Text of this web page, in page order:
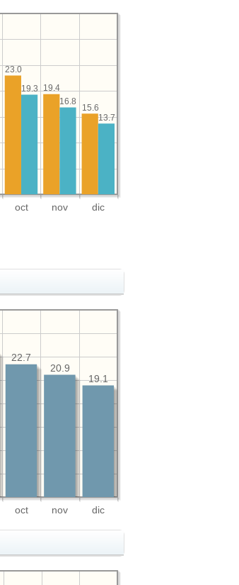
oct nov dic
15.6
19.4
23.0
13.7
16.8
19.3
oct nov dic
19.1
20.9
22.7